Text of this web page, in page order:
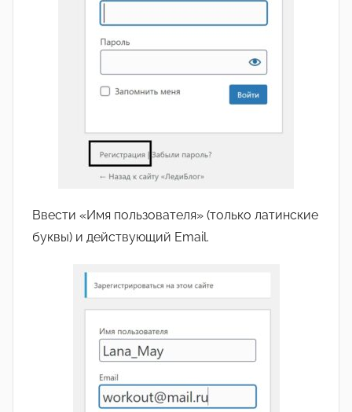
Ввести «Имя пользователя» (только латинские
буквы) и действующий Email.